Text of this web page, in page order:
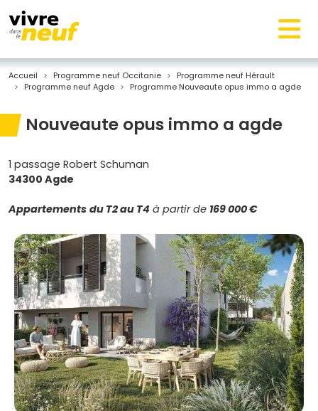
Accueil Programme neuf Occitanie
Programme neuf Hérault
Programme neuf Agde
Programme Nouveaute opus immo a agde
Nouveaute opus immo a agde
1 passage Robert Schuman
34300 Agde
Appartements du T2 au T4 à partir de 169 000 €